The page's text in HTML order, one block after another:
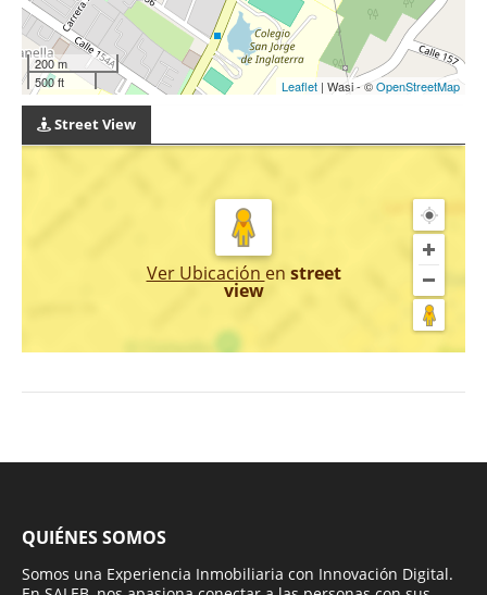
200 m
500 ft
Leaflet | Wasi - ©OpenStreetMap
Street View
Ver Ubicación en street
view
QUIÉNES SOMOS
Somos una Experiencia Inmobiliaria con Innovación Digital.